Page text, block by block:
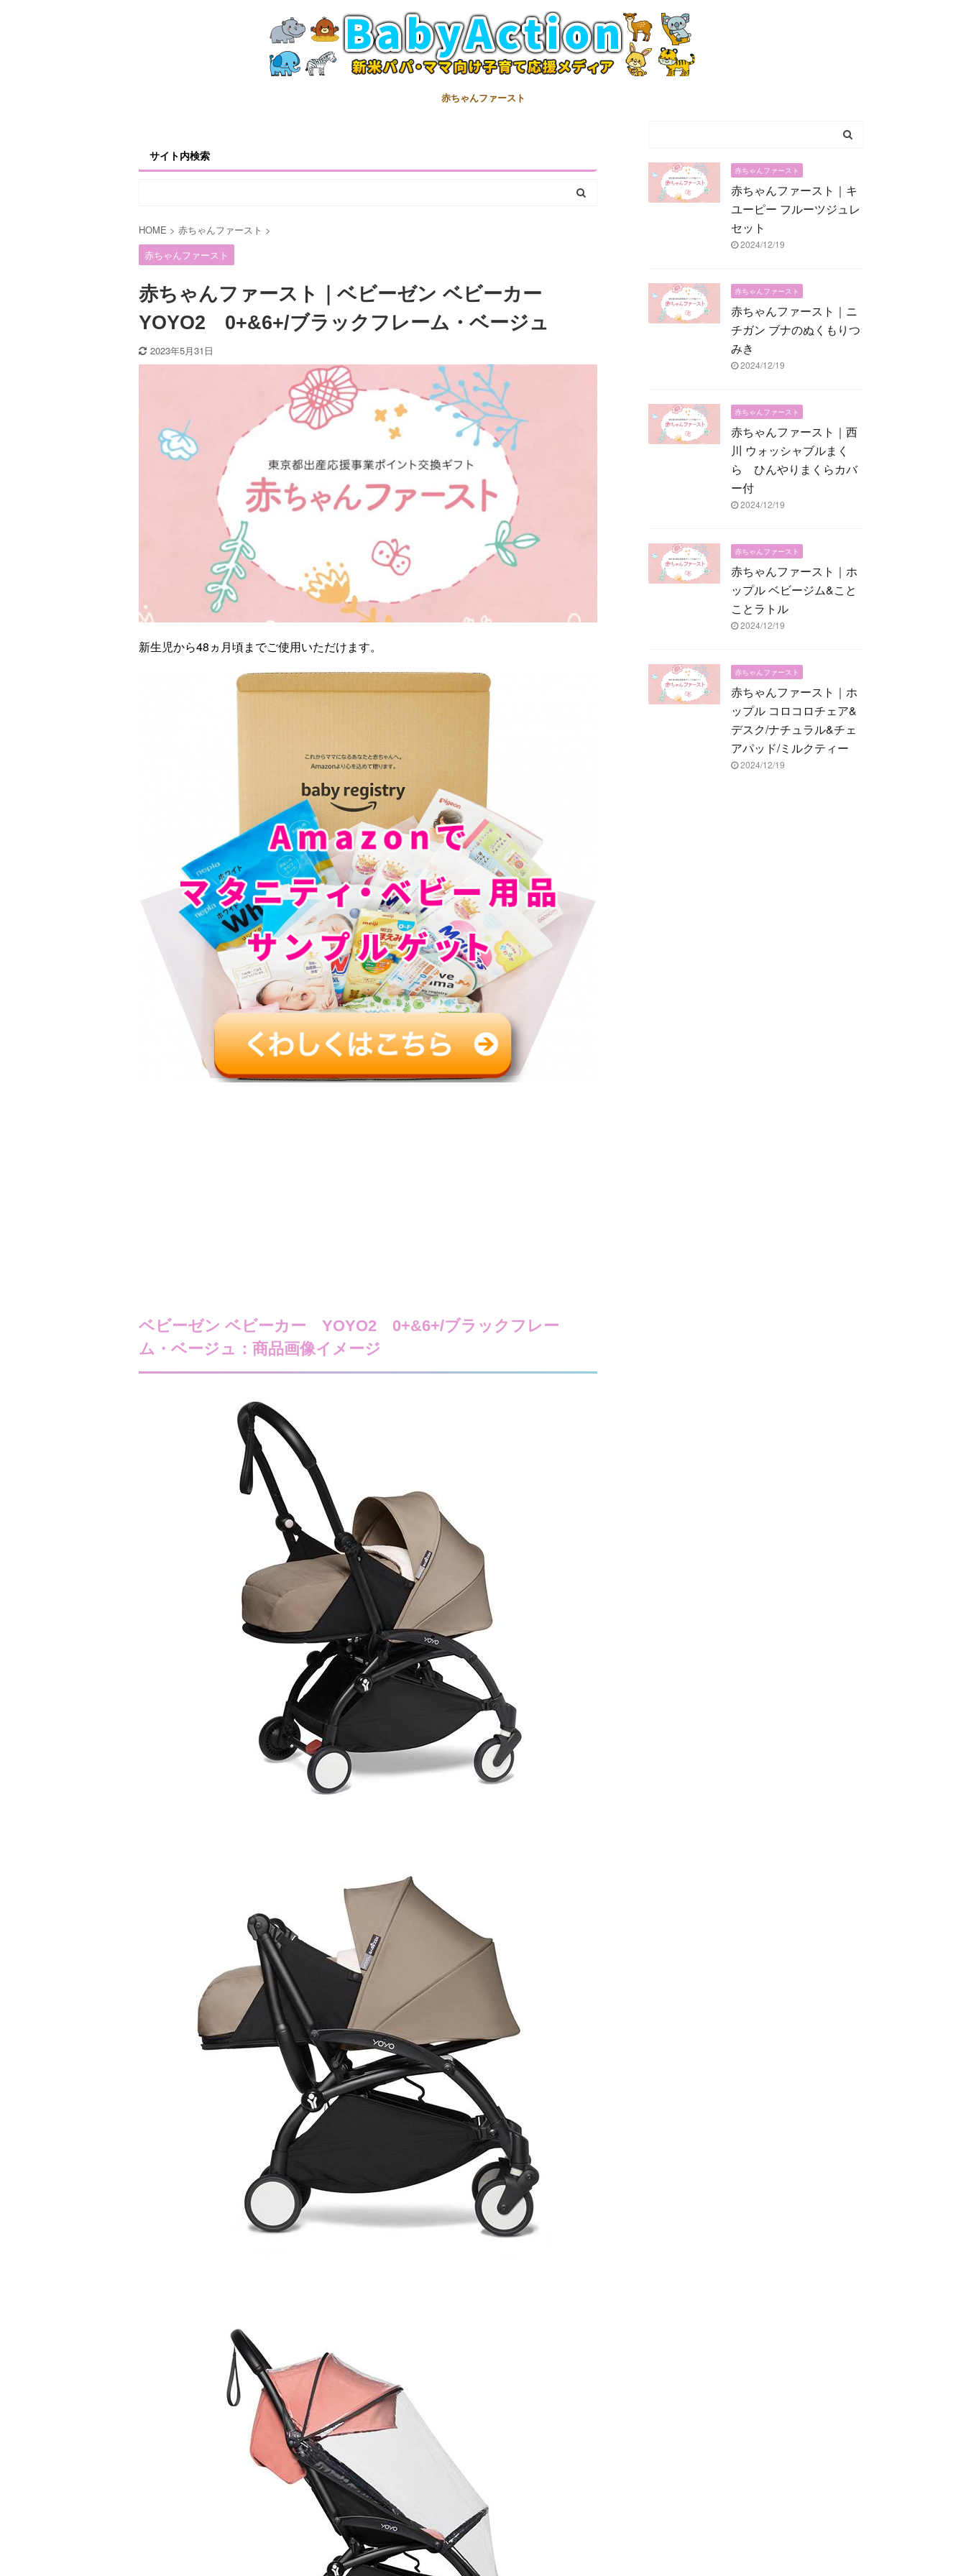
赤ちゃんファースト
サイト内検索
HOME > 赤ちゃんファースト >
赤ちゃんファースト
赤ちゃんファースト｜ベビーゼン ベビーカー
YOYO2 0+&6+/ブラックフレーム・ベージュ
2023年5月31日
新生児から48ヵ月頃までご使用いただけます。
ベビーゼン ベビーカー YOYO2 0+&6+/ブラックフレー
ム・ベージュ：商品画像イメージ
赤ちゃんファースト
赤ちゃんファースト｜キ
ユーピー フルーツジュレ
セット
2024/12/19
赤ちゃんファースト
赤ちゃんファースト｜ニ
チガン ブナのぬくもりつ
みき
2024/12/19
赤ちゃんファースト
赤ちゃんファースト｜西
川 ウォッシャブルまく
ら ひんやりまくらカバ
ー付
2024/12/19
赤ちゃんファースト
赤ちゃんファースト｜ホ
ップル ベビージム&こと
ことラトル
2024/12/19
赤ちゃんファースト
赤ちゃんファースト｜ホ
ップル コロコロチェア&
デスク/ナチュラル&チェ
アパッド/ミルクティー
2024/12/19